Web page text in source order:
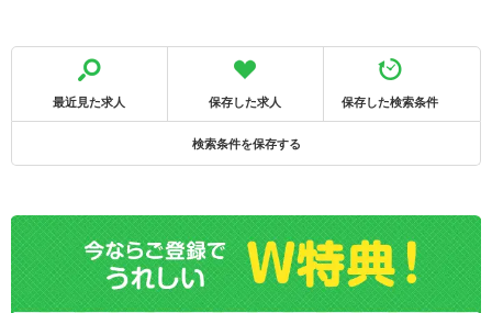
最近見た求人 保存した求人 保存した検索条件
検索条件を保存する